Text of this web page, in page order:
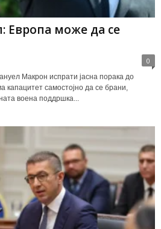
Европа може да се
0
Макрон испрати јасна порака до
капацитет самостојно да се брани,
воена поддршка...